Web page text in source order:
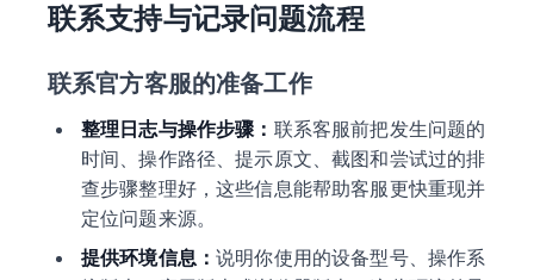
联系支持与记录问题流程
联系官方客服的准备工作
整理日志与操作步骤： 联系客服前把发生问题的
时间、操作路径、提示原文、截图和尝试过的排
查步骤整理好，这些信息能帮助客服更快重现并
定位问题来源。
提供环境信息：说明你使用的设备型号、操作系